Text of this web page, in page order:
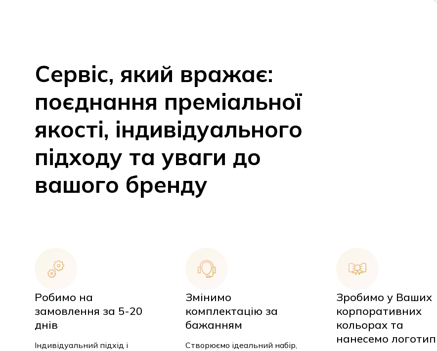
Сервіс, який вражає:
поєднання преміальної
якості, індивідуального
підходу та уваги до
вашого бренду
Робимо на
замовлення за 5-20
днів
Індивідуальний підхід і
Змінимо
комплектацію за
бажанням
Створюємо ідеальний набір,
Зробимо у Ваших
корпоративних
кольорах та
нанесемо логотип